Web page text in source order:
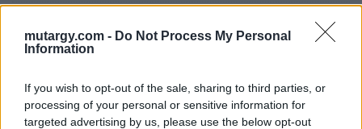
mutargy.com - Do Not Process My Personal
Information
If you wish to opt-out of the sale, sharing to third parties, or
processing of your personal or sensitive information for
targeted advertising by us, please use the below opt-out
Aukció dátuma: 2019.05.28
Aukció helye: Budapest, Balaton utca 8.
Tételszám: 233